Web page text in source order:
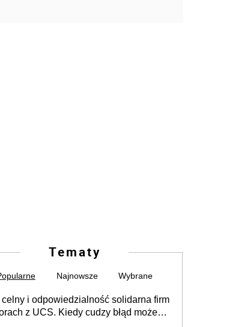
Tematy
Najnowsze Wybrane
celny i odpowiedzialność solidarna firm
z UCS. Kiedy cudzy błąd może